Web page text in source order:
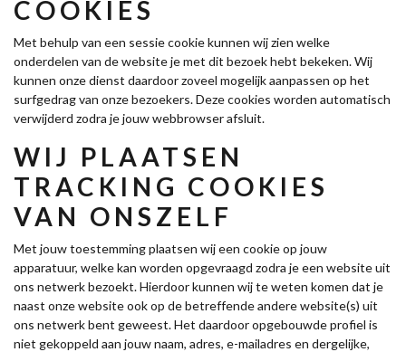
COOKIES
Met behulp van een sessie cookie kunnen wij zien welke
onderdelen van de website je met dit bezoek hebt bekeken. Wij
kunnen onze dienst daardoor zoveel mogelijk aanpassen op het
surfgedrag van onze bezoekers. Deze cookies worden automatisch
verwijderd zodra je jouw webbrowser afsluit.
WIJ PLAATSEN
TRACKING COOKIES
VAN ONSZELF
Met jouw toestemming plaatsen wij een cookie op jouw
apparatuur, welke kan worden opgevraagd zodra je een website uit
ons netwerk bezoekt. Hierdoor kunnen wij te weten komen dat je
naast onze website ook op de betreffende andere website(s) uit
ons netwerk bent geweest. Het daardoor opgebouwde profiel is
niet gekoppeld aan jouw naam, adres, e-mailadres en dergelijke,